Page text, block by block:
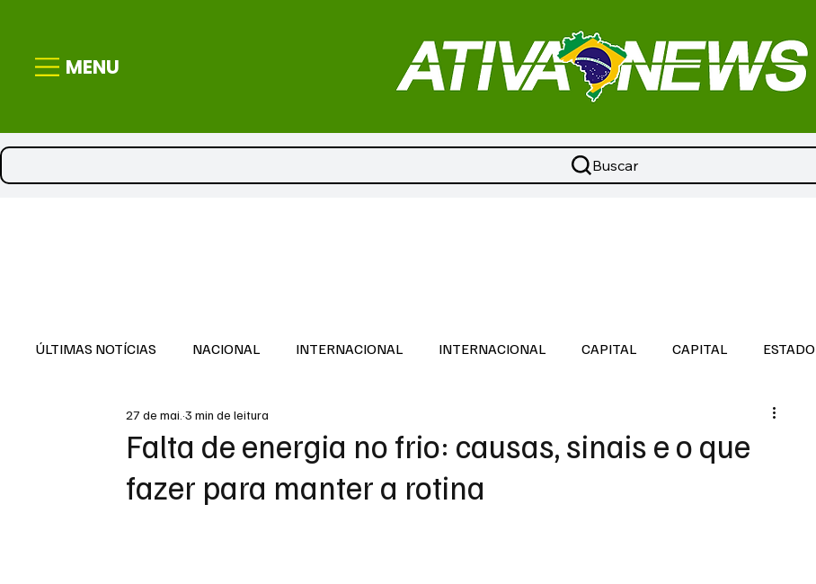
MENU
Buscar
ÚLTIMAS NOTÍCIAS NACIONAL INTERNACIONAL INTERNACIONAL CAPITAL CAPITAL ESTADO
DESTAQUE
Falta de energia no frio: causas, sinais e o que
fazer para manter a rotina
27 de mai.3 min de leitura